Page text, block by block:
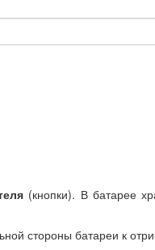
(кнопки). В батарее
стороны батареи к